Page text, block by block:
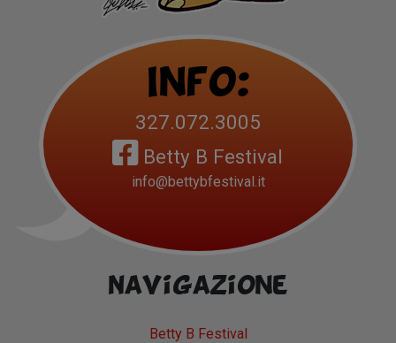
Info:
327.072.3005
Betty B Festival
info@bettybfestival.it
Navigazione
Betty B Festival